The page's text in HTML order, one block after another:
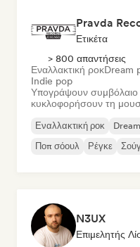
Pravda
Ετικέτα
> 800 απαντήσεις
Εναλλακτική ροκDream
Indie pop
Υπογράψουν συμβόλαιο
κυκλοφορήσουν τη
Εναλλακτική ροκ
Ποπ σόουλ
Ρέγκε
N3UX
Επιμελητής